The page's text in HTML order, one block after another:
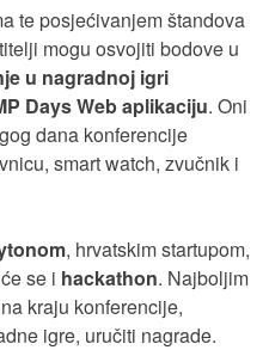
te posjećivanjem štandova
mogu osvojiti bodove u
u nagradnoj igri
Days Web aplikaciju. Oni
dana konferencije
smart watch, zvučnik i
, hrvatskim startupom,
se i hackathon. Najboljim
kraju konferencije,
igre, uručiti nagrade.